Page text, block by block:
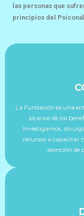
las personas que
principios del
La Fundación es una
alcance de los
Investigamos,
recursos a capacitar
atención de